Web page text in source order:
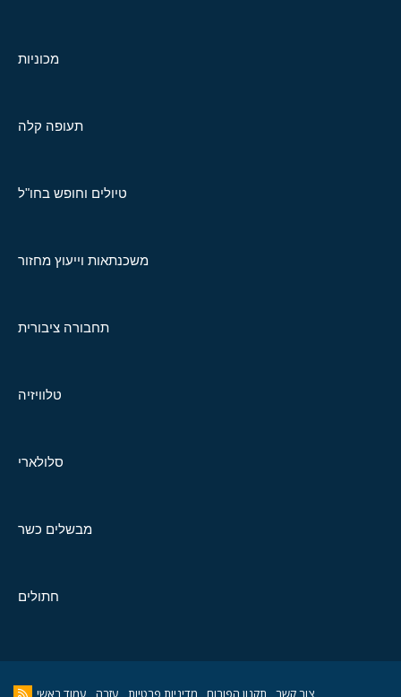
מכוניות
תעופה קלה
טיולים וחופש בחו"ל
משכנתאות וייעוץ מחזור
תחבורה ציבורית
טלוויזיה
סלולארי
מבשלים כשר
חתולים
צור קשר תקנון הפורום מדיניות פרטיות עזרה עמוד ראשי